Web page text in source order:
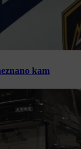
kam